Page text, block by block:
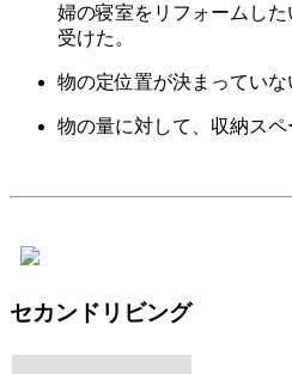
婦の寝室をリフォームし
受けた。
物の定位置が決まっていな
物の量に対して、収納スペ
セカンドリビング